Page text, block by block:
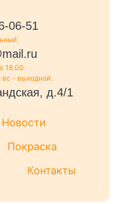
06-51
18.00
вс - выходной.
д.4/1
Новости
Покраска
Контакты